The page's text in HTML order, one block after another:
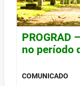
PROGRAD
no período
COMUNICADO